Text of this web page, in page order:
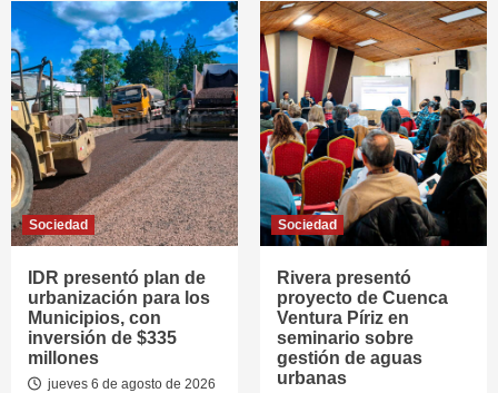
Sociedad
IDR presentó plan de
urbanización para los
Municipios, con
inversión de $335
millones
jueves 6 de agosto de 2026
Sociedad
Rivera presentó
proyecto de Cuenca
Ventura Píriz en
seminario sobre
gestión de aguas
urbanas